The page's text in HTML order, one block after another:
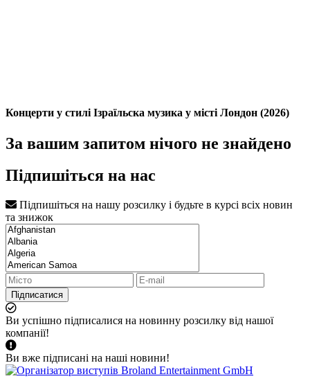
Концерти у стилі Ізраїльска музика у місті Лондон (2026)
За вашим запитом нічого не знайдено
Підпишіться на нас
Підпишіться на нашу розсилку і будьте в курсі всіх новин
та знижок
Підписатися
Ви успішно підписалися на новинну розсилку від нашої
компанії!
Ви вже підписані на наші новини!